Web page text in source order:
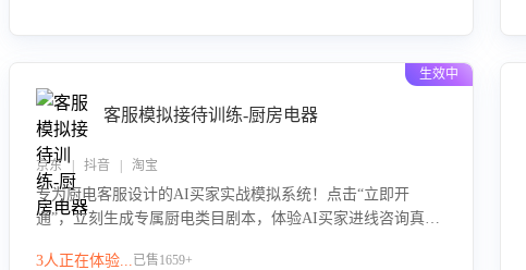
生效中
客服模拟接待训练-厨房电器
京东 | 抖音 | 淘宝
专为厨电客服设计的AI买家实战模拟系统！点击“立即开
通”，立刻生成专属厨电类目剧本，体验AI买家进线咨询真实
景应对技巧！
3人正在体验...已售1659+